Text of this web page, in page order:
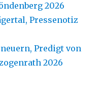
2026
Pressenotiz
Predigt von
2026